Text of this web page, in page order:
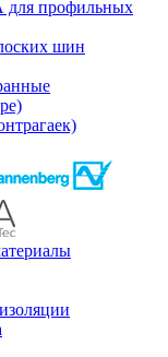
для профильных
шин